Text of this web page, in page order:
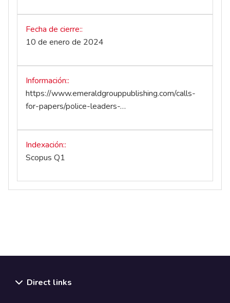
Fecha de cierre:
10 de enero de 2024
Información:
https://www.emeraldgrouppublishing.com/calls-
for-papers/police-leaders-…
Indexación:
Scopus Q1
Direct links